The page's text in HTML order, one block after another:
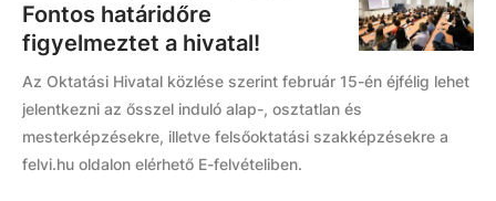
Fontos határidőre
figyelmeztet a hivatal!
Az Oktatási Hivatal közlése szerint február 15-én éjfélig lehet
jelentkezni az ősszel induló alap-, osztatlan és
mesterképzésekre, illetve felsőoktatási szakképzésekre a
felvi.hu oldalon elérhető E-felvételiben.